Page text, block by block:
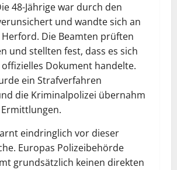
48-Jährige war durch den
und wandte sich an
Herford. Die Beamten prüften
und stellten fest, dass es sich
Dokument handelte.
ein Strafverfahren
die Kriminalpolizei übernahm
eindringlich vor dieser
Europas Polizeibehörde
grundsätzlich keinen direkten